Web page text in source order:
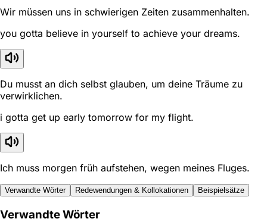
Wir müssen uns in schwierigen Zeiten zusammenhalten.
you gotta believe in yourself to achieve your dreams.
Du musst an dich selbst glauben, um deine Träume zu
verwirklichen.
i gotta get up early tomorrow for my flight.
Ich muss morgen früh aufstehen, wegen meines Fluges.
Verwandte Wörter Redewendungen & Kollokationen Beispielsätze
Verwandte Wörter